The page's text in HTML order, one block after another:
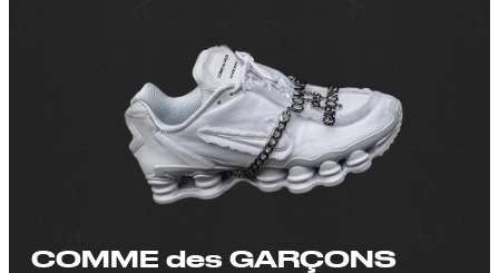
COMME des GARÇONS